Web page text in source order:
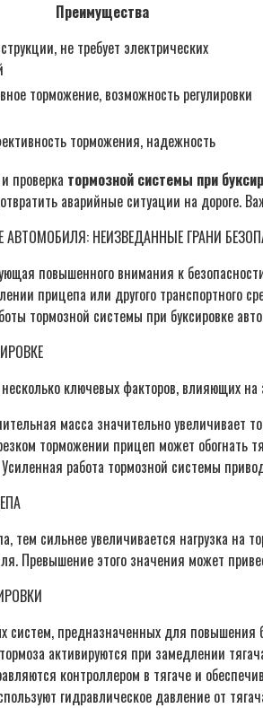
Преимущества
не требует электрических
торможение, возможность регулировки
торможения, надежность
проверка тормозной системы при
аварийные ситуации на
НЕИЗВЕДАННЫЕ ГРАНИ
повышенного внимания к
прицепа или другого транспортного
тормозной системы при буксировке
ключевых факторов, влияющих
масса значительно увеличивает
торможении прицеп может обогнать
работа тормозной системы
тем сильнее увеличивается нагрузка
Превышение этого значения может
предназначенных для повышения
активируются при замедлении
контроллером в тягаче и
гидравлическое давление от